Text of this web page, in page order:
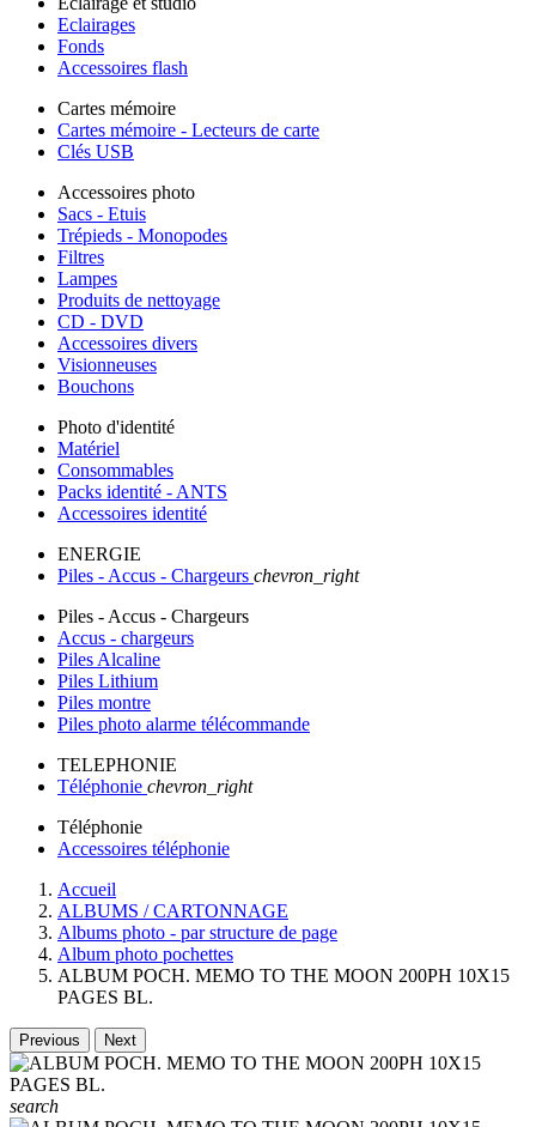
Eclairages
Fonds
Accessoires flash
Cartes mémoire
Cartes mémoire - Lecteurs de carte
Clés USB
Accessoires photo
Sacs - Etuis
Trépieds - Monopodes
Filtres
Lampes
Produits de nettoyage
CD - DVD
Accessoires divers
Visionneuses
Bouchons
Photo d'identité
Matériel
Consommables
Packs identité - ANTS
Accessoires identité
ENERGIE
Piles - Accus - Chargeurs chevron_right
Piles - Accus - Chargeurs
Accus - chargeurs
Piles Alcaline
Piles Lithium
Piles montre
Piles photo alarme télécommande
TELEPHONIE
Téléphonie chevron_right
Téléphonie
Accessoires téléphonie
Accueil
ALBUMS / CARTONNAGE
Albums photo - par structure de page
Album photo pochettes
ALBUM POCH. MEMO TO THE MOON 200PH 10X15
PAGES BL.
Previous Next
search